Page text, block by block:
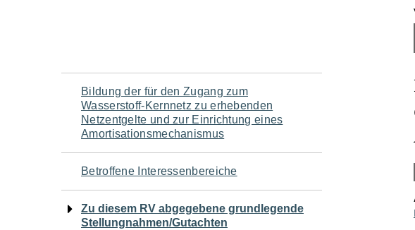
Navigation
für
den
Seiteninhalt
Bildung der für den Zugang zum
Wasserstoff-Kernnetz zu erhebenden
Netzentgelte und zur Einrichtung eines
Amortisationsmechanismus
Betroffene Interessenbereiche
Zu diesem RV abgegebene grundlegende
Stellungnahmen/Gutachten